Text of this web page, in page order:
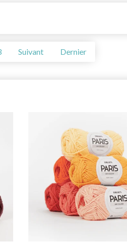
Suivant Dernier